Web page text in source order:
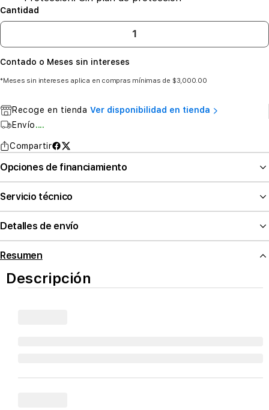
Cantidad
Contado o Meses sin intereses
*Meses sin intereses aplica en compras mínimas de $3,000.00
Recoge en tienda Ver disponibilidad en tienda
Envío....
Compartir
Opciones de financiamiento
Servicio técnico
Detalles de envío
Resumen
Descripción